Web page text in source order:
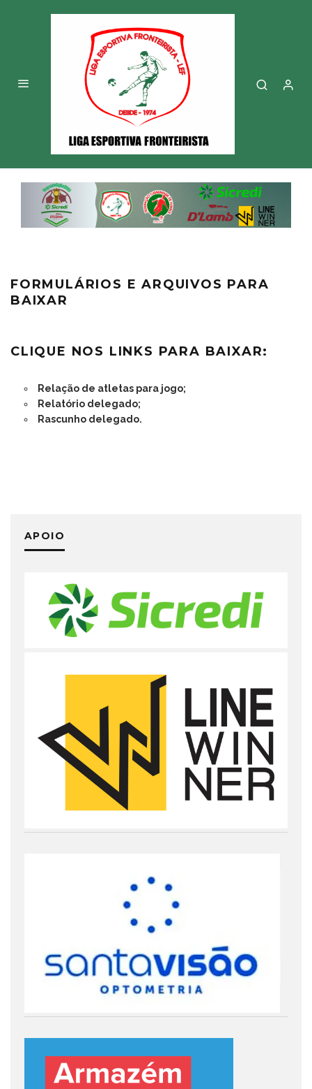
FORMULÁRIOS E ARQUIVOS PARA
BAIXAR
CLIQUE NOS LINKS PARA BAIXAR:
Relação de atletas para jogo;
Relatório delegado;
Rascunho delegado.
APOIO